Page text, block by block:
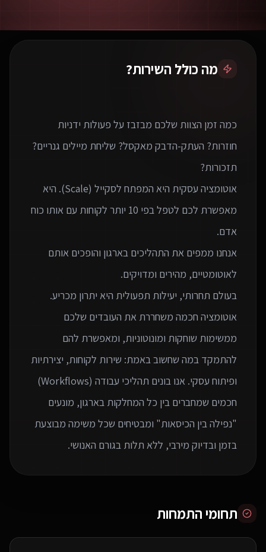
מה כולל השירות?
כמה זמן הצוות שלכם מבזבז על פעולות ידניות
חוזרות? העתק-הדבק מאקסל? שליחת מיילים גנריים?
אוטומציה עסקית היא המפתח לסקייל (Scale). היא
מאפשרת לכם לטפל בפי 10 יותר לקוחות עם אותו כוח
אנחנו ממפים את התהליכים בארגון והופכים אותם
בעולם תחרותי, יעילות תפעולית היא יתרון מכריע.
אוטומציה חכמה משחררת את העובדים שלכם
ממשימות שוחקות ומונוטוניות, ומאפשרת להם
להתמקד במה שחשוב באמת: שירות לקוחות, יצירתיות
ופיתוח עסקי. אנו בונים תהליכי עבודה (Workflows)
חכמים שמחברים בין כל המחלקות בארגון, מונעים
"נפילה בין הכיסאות" ומבטיחים שכל משימה מבוצעת
בזמן ובדיוק מירבי, ללא תלות בגורם האנושי.
תחומי התמחות